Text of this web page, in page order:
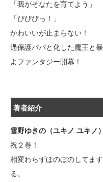
「我がそなたを育てよう」
「ぴぴぴっ！」
かわいいが止まらない！
過保護パパと化した魔王と
よファンタジー開幕！
著者紹介
雪野ゆきの（ユキノ ユキノ）
祝２巻！
相変わらずほのぼのしてま
る。